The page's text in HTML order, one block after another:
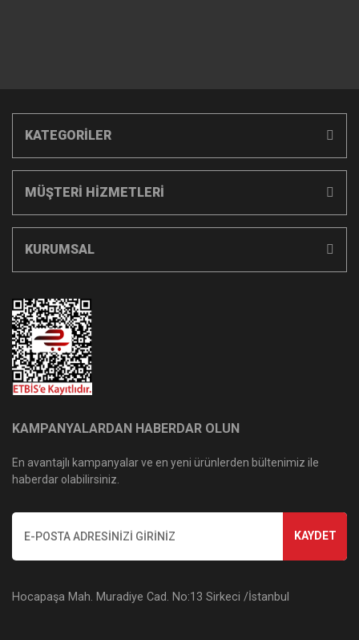
KATEGORİLER
MÜŞTERİ HİZMETLERİ
KURUMSAL
KAMPANYALARDAN HABERDAR OLUN
En avantajlı kampanyalar ve en yeni ürünlerden bültenimiz ile
haberdar olabilirsiniz.
KAYDET
Hocapaşa Mah. Muradiye Cad. No:13 Sirkeci /İstanbul